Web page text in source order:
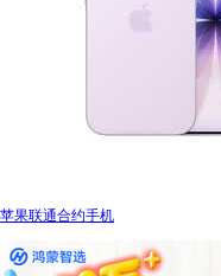
苹果联通合约手机